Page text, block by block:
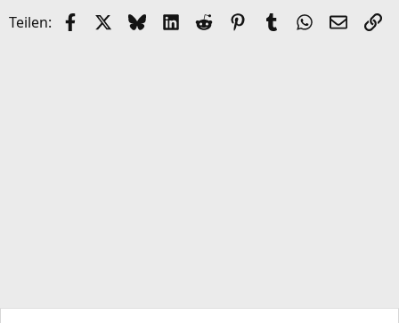
Teilen: FacebookX (Twitter)
BlueskyLinkedIn
Reddit Pinterest
Tumblr WhatsApp
E-Mail